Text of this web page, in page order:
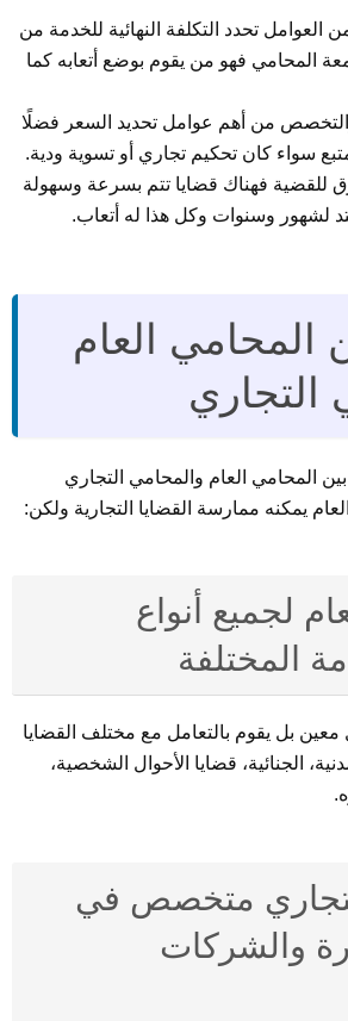
تحدد التكلفة النهائية للخدمة من
المحامي فهو من يقوم بوضع أتعابه كما
من أهم عوامل تحديد السعر فضلًا
سواء كان تحكيم تجاري أو تسوية ودية.
للقضية فهناك قضايا تتم بسرعة وسهولة
لشهور وسنوات وكل هذا له أتعاب.
المحامي العام
التجاري
المحامي العام والمحامي التجاري
يمكنه ممارسة القضايا التجارية ولكن:
لجميع أنواع
المختلفة
بل يقوم بالتعامل مع مختلف القضايا
الجنائية، قضايا الأحوال الشخصية،
متخصص في
والشركات